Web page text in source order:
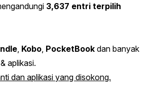
3,637 entri terpilih
Kobo PocketBook dan banyak
& aplikasi.
dan aplikasi yang disokong.